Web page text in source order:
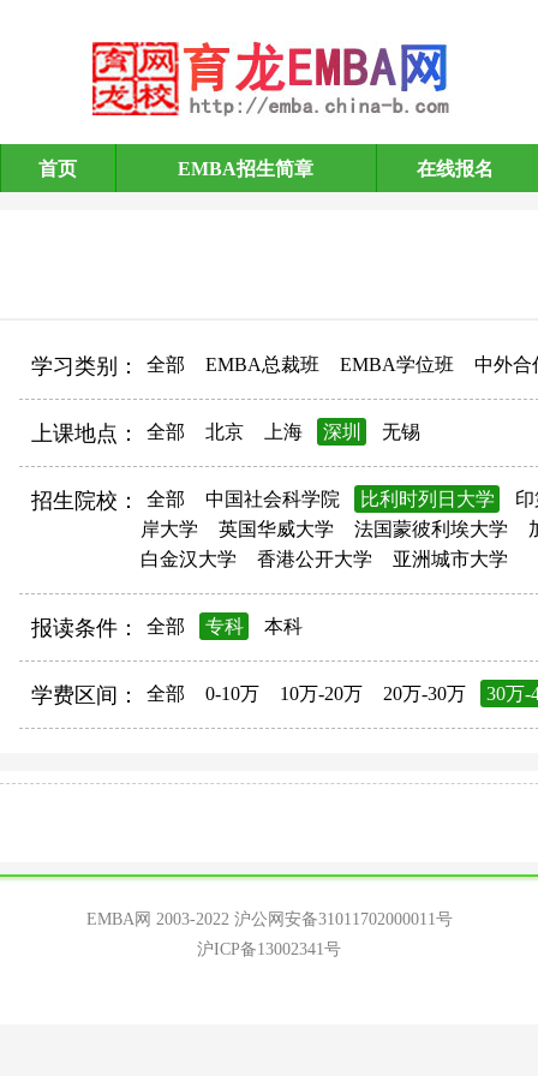
EMBA招生简章
首页 EMBA招生简章 在线报名
学习类别： 全部 EMBA总裁班 EMBA学位班 中外合
上课地点： 全部 北京 上海 深圳 无锡
招生院校： 全部 中国社会科学院 比利时列日大学
岸大学
英国华威大学 法国蒙彼利埃大学
白金汉大学
香港公开大学 亚洲城市大学
报读条件： 全部 专科 本科
学费区间： 全部 0-10万 10万-20万 20万-30万 30万-
EMBA网 2003-2022 沪公网安备31011702000011号
沪ICP备13002341号